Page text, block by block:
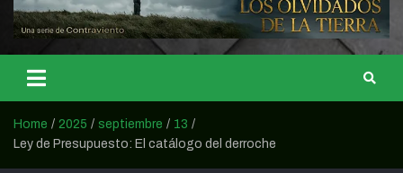
Home 2025 septiembre
13
Ley de Presupuesto: El catálogo del derroche